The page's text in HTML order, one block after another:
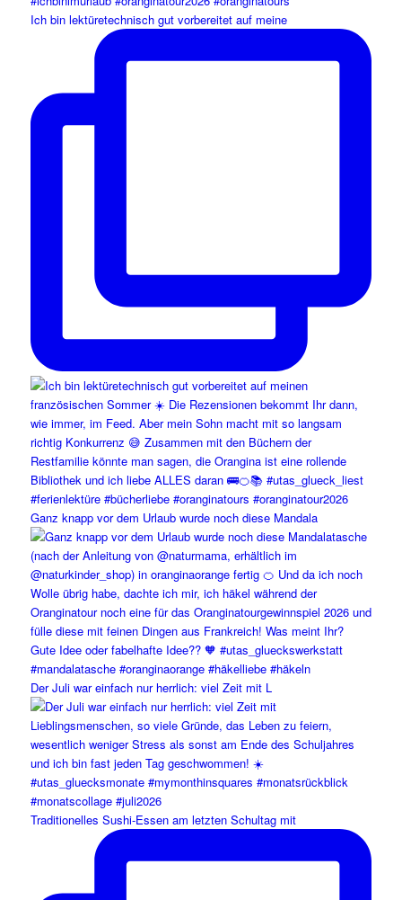
Ich bin lektüretechnisch gut vorbereitet auf meine
Ganz knapp vor dem Urlaub wurde noch diese Mandala
Der Juli war einfach nur herrlich: viel Zeit mit L
Traditionelles Sushi-Essen am letzten Schultag mit